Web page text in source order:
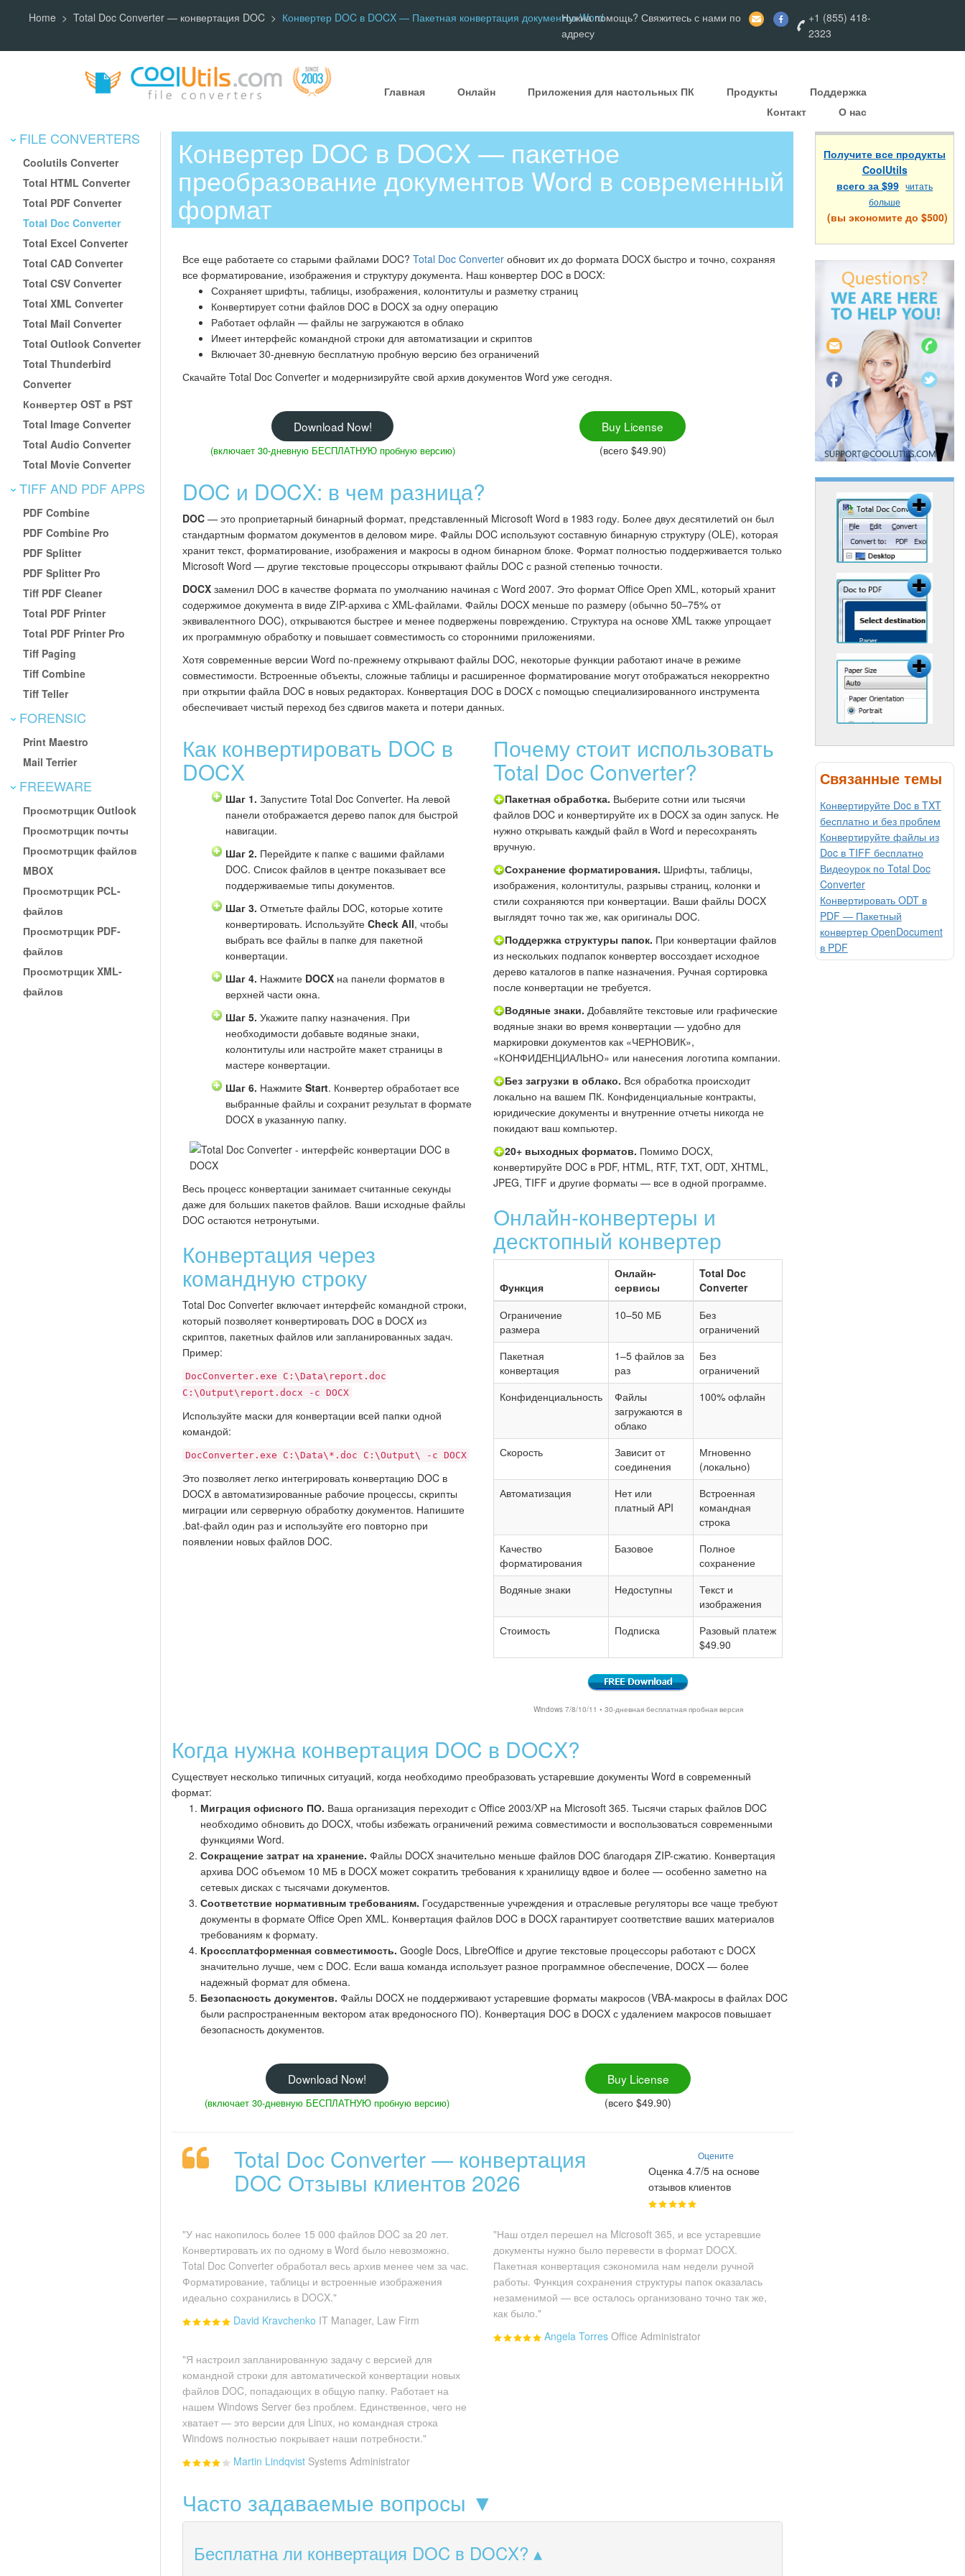
Home Total Doc Converter — конвертация DOC Конвертер DOC в DOCX — Пакетная конвертация документов WordНужна помощь? Свяжитесь с нами по
адресу
+1 (855) 418-
2323
Главная Онлайн Приложения для настольных ПК Продукты
Поддержка
Контакт
О нас
FILE CONVERTERS
Coolutils Converter
Total HTML Converter
Total PDF Converter
Total Doc Converter
Total Excel Converter
Total CAD Converter
Total CSV Converter
Total XML Converter
Total Mail Converter
Total Outlook Converter
Total Thunderbird
Converter
Конвертер OST в PST
Total Image Converter
Total Audio Converter
Total Movie Converter
TIFF AND PDF APPS
PDF Combine
PDF Combine Pro
PDF Splitter
PDF Splitter Pro
Tiff PDF Cleaner
Total PDF Printer
Total PDF Printer Pro
Tiff Paging
Tiff Combine
Tiff Teller
FORENSIC
Print Maestro
Mail Terrier
FREEWARE
Просмотрщик Outlook
Просмотрщик почты
Просмотрщик файлов
MBOX
Просмотрщик PCL-
файлов
Просмотрщик PDF-
файлов
Просмотрщик XML-
файлов
Конвертер DOC в DOCX — пакетное
преобразование документов Word в современный
формат
Все еще работаете со старыми файлами DOC? Total Doc Converter обновит их до формата DOCX быстро и точно, сохраняя
все форматирование, изображения и структуру документа. Наш конвертер DOC в DOCX:
Сохраняет шрифты, таблицы, изображения, колонтитулы и разметку страниц
Конвертирует сотни файлов DOC в DOCX за одну операцию
Работает офлайн — файлы не загружаются в облако
Имеет интерфейс командной строки для автоматизации и скриптов
Включает 30-дневную бесплатную пробную версию без ограничений
Скачайте Total Doc Converter и модернизируйте свой архив документов Word уже сегодня.
Download Now!
(включает 30-дневную БЕСПЛАТНУЮ пробную версию)
Buy License
(всего $49.90)
DOC и DOCX: в чем разница?
DOC — это проприетарный бинарный формат, представленный Microsoft Word в 1983 году. Более двух десятилетий он был
стандартным форматом документов в деловом мире. Файлы DOC используют составную бинарную структуру (OLE), которая
хранит текст, форматирование, изображения и макросы в одном бинарном блоке. Формат полностью поддерживается только
Microsoft Word — другие текстовые процессоры открывают файлы DOC с разной степенью точности.
DOCX заменил DOC в качестве формата по умолчанию начиная с Word 2007. Это формат Office Open XML, который хранит
содержимое документа в виде ZIP-архива с XML-файлами. Файлы DOCX меньше по размеру (обычно 50–75% от
эквивалентного DOC), открываются быстрее и менее подвержены повреждению. Структура на основе XML также упрощает
их программную обработку и повышает совместимость со сторонними приложениями.
Хотя современные версии Word по-прежнему открывают файлы DOC, некоторые функции работают иначе в режиме
совместимости. Встроенные объекты, сложные таблицы и расширенное форматирование могут отображаться некорректно
при открытии файла DOC в новых редакторах. Конвертация DOC в DOCX с помощью специализированного инструмента
обеспечивает чистый переход без сдвигов макета и потери данных.
Как конвертировать DOC в
DOCX
Шаг 1. Запустите Total Doc Converter. На левой
панели отображается дерево папок для быстрой
навигации.
Шаг 2. Перейдите к папке с вашими файлами
DOC. Список файлов в центре показывает все
поддерживаемые типы документов.
Шаг 3. Отметьте файлы DOC, которые хотите
конвертировать. Используйте Check All, чтобы
выбрать все файлы в папке для пакетной
конвертации.
Шаг 4. Нажмите DOCX на панели форматов в
верхней части окна.
Шаг 5. Укажите папку назначения. При
необходимости добавьте водяные знаки,
колонтитулы или настройте макет страницы в
мастере конвертации.
Шаг 6. Нажмите Start. Конвертер обработает все
выбранные файлы и сохранит результат в формате
DOCX в указанную папку.
Весь процесс конвертации занимает считанные секунды
даже для больших пакетов файлов. Ваши исходные файлы
DOC остаются нетронутыми.
Конвертация через
командную строку
Total Doc Converter включает интерфейс командной строки,
который позволяет конвертировать DOC в DOCX из
скриптов, пакетных файлов или запланированных задач.
Пример:
DocConverter.exe C:\Data\report.doc
C:\Output\report.docx -c DOCX
Используйте маски для конвертации всей папки одной
командой:
DocConverter.exe C:\Data\*.doc C:\Output\ -c DOCX
Это позволяет легко интегрировать конвертацию DOC в
DOCX в автоматизированные рабочие процессы, скрипты
миграции или серверную обработку документов. Напишите
.bat-файл один раз и используйте его повторно при
появлении новых файлов DOC.
Почему стоит использовать
Total Doc Converter?
Пакетная обработка. Выберите сотни или тысячи
файлов DOC и конвертируйте их в DOCX за один запуск. Не
нужно открывать каждый файл в Word и пересохранять
вручную.
Сохранение форматирования. Шрифты, таблицы,
изображения, колонтитулы, разрывы страниц, колонки и
стили сохраняются при конвертации. Ваши файлы DOCX
выглядят точно так же, как оригиналы DOC.
Поддержка структуры папок. При конвертации файлов
из нескольких подпапок конвертер воссоздает исходное
дерево каталогов в папке назначения. Ручная сортировка
после конвертации не требуется.
Водяные знаки. Добавляйте текстовые или графические
водяные знаки во время конвертации — удобно для
маркировки документов как «ЧЕРНОВИК»,
«КОНФИДЕНЦИАЛЬНО» или нанесения логотипа компании.
Без загрузки в облако. Вся обработка происходит
локально на вашем ПК. Конфиденциальные контракты,
юридические документы и внутренние отчеты никогда не
покидают ваш компьютер.
20+ выходных форматов. Помимо DOCX,
конвертируйте DOC в PDF, HTML, RTF, TXT, ODT, XHTML,
JPEG, TIFF и другие форматы — все в одной программе.
Онлайн-конвертеры и
десктопный конвертер
Функция
Онлайн-
сервисы
Total Doc
Converter
Ограничение
размера
10–50 МБ
Без
ограничений
Пакетная
конвертация
1–5 файлов за
раз
Без
ограничений
Конфиденциальность
Файлы
загружаются в
облако
100% офлайн
Скорость
Зависит от
соединения
Мгновенно
(локально)
Автоматизация
Нет или
платный API
Встроенная
командная
строка
Качество
форматирования
Базовое
Полное
сохранение
Водяные знаки
Недоступны
Текст и
изображения
Стоимость
Подписка
Разовый платеж
$49.90
Windows 7/8/10/11 • 30-дневная бесплатная пробная версия
Когда нужна конвертация DOC в DOCX?
Существует несколько типичных ситуаций, когда необходимо преобразовать устаревшие документы Word в современный
формат:
Миграция офисного ПО. Ваша организация переходит с Office 2003/XP на Microsoft 365. Тысячи старых файлов DOC
необходимо обновить до DOCX, чтобы избежать ограничений режима совместимости и воспользоваться современными
функциями Word.
Сокращение затрат на хранение. Файлы DOCX значительно меньше файлов DOC благодаря ZIP-сжатию. Конвертация
архива DOC объемом 10 МБ в DOCX может сократить требования к хранилищу вдвое и более — особенно заметно на
сетевых дисках с тысячами документов.
Соответствие нормативным требованиям. Государственные учреждения и отраслевые регуляторы все чаще требуют
документы в формате Office Open XML. Конвертация файлов DOC в DOCX гарантирует соответствие ваших материалов
требованиям к формату.
Кроссплатформенная совместимость. Google Docs, LibreOffice и другие текстовые процессоры работают с DOCX
значительно лучше, чем с DOC. Если ваша команда использует разное программное обеспечение, DOCX — более
надежный формат для обмена.
Безопасность документов. Файлы DOCX не поддерживают устаревшие форматы макросов (VBA-макросы в файлах DOC
были распространенным вектором атак вредоносного ПО). Конвертация DOC в DOCX с удалением макросов повышает
безопасность документов.
Download Now!
(включает 30-дневную БЕСПЛАТНУЮ пробную версию)
Buy License
(всего $49.90)
Total Doc Converter — конвертация
DOC Отзывы клиентов 2026
Оцените
Оценка 4.7/5 на основе
отзывов клиентов
"У нас накопилось более 15 000 файлов DOC за 20 лет.
Конвертировать их по одному в Word было невозможно.
Total Doc Converter обработал весь архив менее чем за час.
Форматирование, таблицы и встроенные изображения
идеально сохранились в DOCX."
David Kravchenko IT Manager, Law Firm
"Наш отдел перешел на Microsoft 365, и все устаревшие
документы нужно было перевести в формат DOCX.
Пакетная конвертация сэкономила нам недели ручной
работы. Функция сохранения структуры папок оказалась
незаменимой — все осталось организовано точно так же,
как было."
Angela Torres Office Administrator
"Я настроил запланированную задачу с версией для
командной строки для автоматической конвертации новых
файлов DOC, попадающих в общую папку. Работает на
нашем Windows Server без проблем. Единственное, чего не
хватает — это версии для Linux, но командная строка
Windows полностью покрывает наши потребности."
Martin Lindqvist Systems Administrator
Часто задаваемые вопросы ▼
Бесплатна ли конвертация DOC в DOCX?
Получите все продукты
CoolUtils
всего за $99 читать
больше
(вы экономите до $500)
Связанные темы
Конвертируйте Doc в TXT
бесплатно и без проблем
Конвертируйте файлы из
Doc в TIFF бесплатно
Видеоурок по Total Doc
Converter
Конвертировать ODT в
PDF — Пакетный
конвертер OpenDocument
в PDF